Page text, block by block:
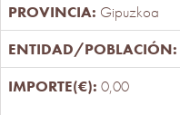
Gipuzkoa
0,00